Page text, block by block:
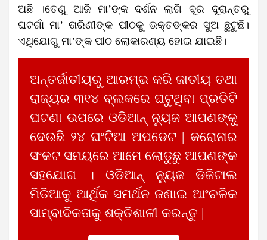
ଅଛି ।ତେଣୁ ଆଜି ମା’ଙ୍କ ଦର୍ଶନ ଲାଗି ଦୂର ଦୂରାନ୍ତରୁ
ଘଟଗାଁ ମା’ ତାରିଣୀଙ୍କ ପୀଠକୁ ଭକ୍ତଙ୍କର ସୁଅ ଛୁଟୁଛି।
ଏଥିଯୋଗୁ ମା’ଙ୍କ ପୀଠ ଲୋକାରଣ୍ୟ ହୋଇ ଯାଇଛି।
ଅନ୍ତର୍ଜାତୀୟରୁ ଆରମ୍ଭ କରି ଜାତୀୟ ତଥା
ରାଜ୍ୟର ୩୧୪ ବ୍ଲକରେ ଘଟୁଥିବା ପ୍ରତିଟି
ଘଟଣା ଉପରେ ଓଡିଆନ୍ ନ୍ୟୁଜ ଆପଣଙ୍କୁ
ଦେଉଛି ୨୪ ଘଂଟିଆ ଅପଡେଟ | କରୋନାର
ସଂକଟ ସମୟରେ ଆମେ ଲୋଡୁଛୁ ଆପଣଙ୍କ
ସହଯୋଗ । ଓଡିଆନ୍ ନ୍ୟୁଜ ଡିଜିଟାଲ
ମିଡିଆକୁ ଆର୍ଥିକ ସମର୍ଥନ ଜଣାଇ ଆଂଚଳିକ
ସାମ୍ବାଦିକତାକୁ ଶକ୍ତିଶାଳୀ କରନ୍ତୁ |